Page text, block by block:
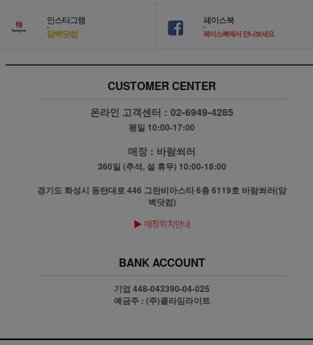
인스타그램
-
암벽닷컴
페이스북
-
페이스북에서 만나보세요
CUSTOMER CENTER
온라인 고객센터 :02-6949-4285
평일 10:00-17:00
매장 : 바람쐬러
360일 (추석, 설 휴무) 10:00-18:00
경기도 화성시 동탄대로 446 그란비아스타 6층 6119호 바람쐬러(암
벽닷컴)
BANK ACCOUNT
기업 448-043390-04-025
예금주 : (주)클라임라이트